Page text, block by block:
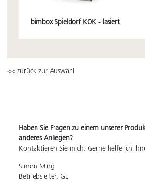
bimbox Spieldorf KOK - lasiert
<< zurück zur Auswahl
Haben Sie Fragen zu einem unserer
anderes Anliegen?
Kontaktieren Sie mich. Gerne helfe ich
Simon Ming
Betriebsleiter, GL